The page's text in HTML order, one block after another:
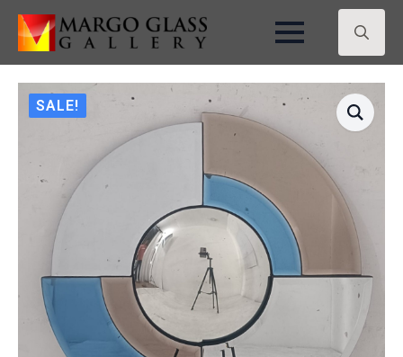
Search
for:
SALE!